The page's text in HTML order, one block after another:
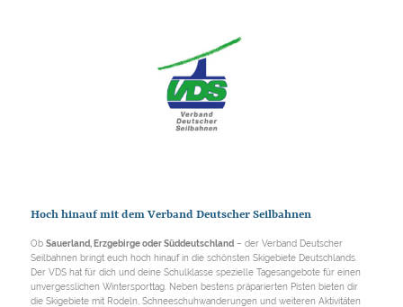
Hoch hinauf mit dem Verband Deutscher Seilbahnen
Ob Sauerland, Erzgebirge oder Süddeutschland – der Verband Deutscher
Seilbahnen bringt euch hoch hinauf in die schönsten Skigebiete Deutschlands.
Der VDS hat für dich und deine Schulklasse spezielle Tagesangebote für einen
unvergesslichen Wintersporttag. Neben bestens präparierten Pisten bieten dir
die Skigebiete mit Rodeln, Schneeschuhwanderungen und weiteren Aktivitäten